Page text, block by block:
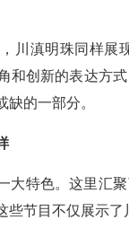
川滇明珠同样展
和创新的表达方
的一部分。
大特色。这里汇
节目不仅展示